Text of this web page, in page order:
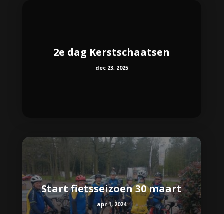
2e dag Kerstschaatsen
dec 23, 2025
Start fietsseizoen 30 maart
apr 1, 2024